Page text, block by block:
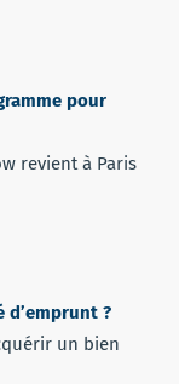
pour
revient à Paris
d’emprunt ?
un bien